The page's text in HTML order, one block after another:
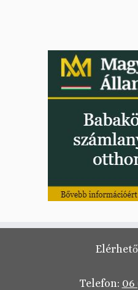
Telefon: 06